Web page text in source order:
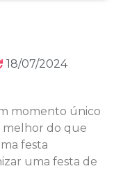
18/07/2024
momento único
melhor do que
festa
uma festa de